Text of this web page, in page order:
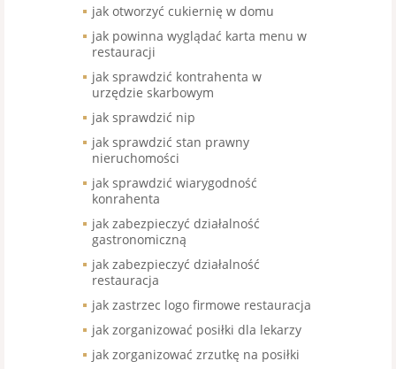
jak otworzyć cukiernię w domu
jak powinna wyglądać karta menu w
restauracji
jak sprawdzić kontrahenta w
urzędzie skarbowym
jak sprawdzić nip
jak sprawdzić stan prawny
nieruchomości
jak sprawdzić wiarygodność
konrahenta
jak zabezpieczyć działalność
gastronomiczną
jak zabezpieczyć działalność
restauracja
jak zastrzec logo firmowe restauracja
jak zorganizować posiłki dla lekarzy
jak zorganizować zrzutkę na posiłki